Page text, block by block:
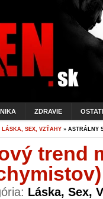
ZDRAVIE
LÁSKA, SEX, VZŤAHY » ASTRÁLNY
trend
Láska, Sex,